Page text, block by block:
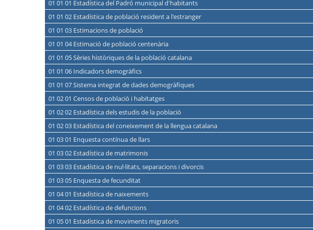
01 01 01 Estadística del Padró municipal d'habitants
01 01 02 Estadística de població resident a l'estranger
01 01 03 Estimacions de població
01 01 04 Estimació de població centenària
01 01 05 Sèries històriques de la població catalana
01 01 06 Indicadors demogràfics
01 01 07 Sistema integrat de dades demogràfiques
01 02 01 Censos de població i habitatges
01 02 02 Estadística dels estudis de la població
01 02 03 Estadística del coneixement de la llengua catalana
01 03 01 Enquesta contínua de llars
01 03 02 Estadística de matrimonis
01 03 03 Estadística de nul·litats, separacions i divorcis
01 03 05 Enquesta de fecunditat
01 04 01 Estadística de naixements
01 04 02 Estadística de defuncions
01 05 01 Estadística de moviments migratoris